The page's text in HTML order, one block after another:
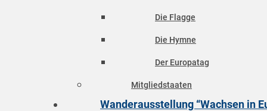
Die Flagge
Die Hymne
Der Europatag
Mitgliedstaaten
Wanderausstellung “Wachsen in